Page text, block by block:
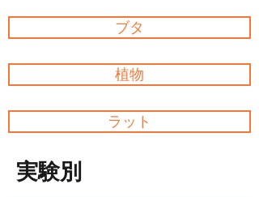
ブタ
植物
ラット
実験別